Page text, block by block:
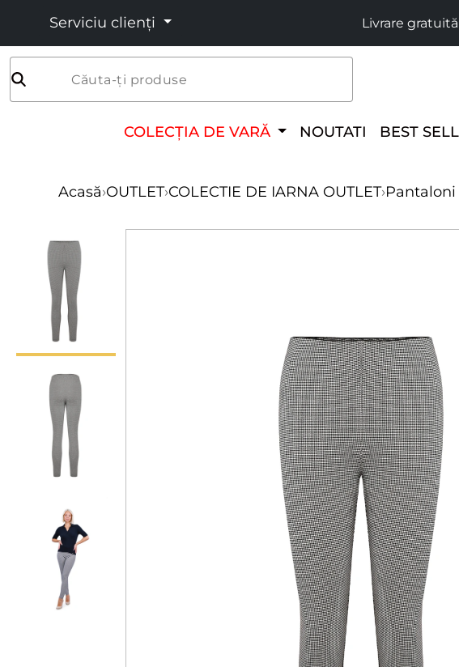
Serviciu clienți Livrare
Căuta-ți produse
COLECȚIA DE VARĂ NOUTATI BEST
Acasă›OUTLET›COLECTIE DE IARNA OUTLET›